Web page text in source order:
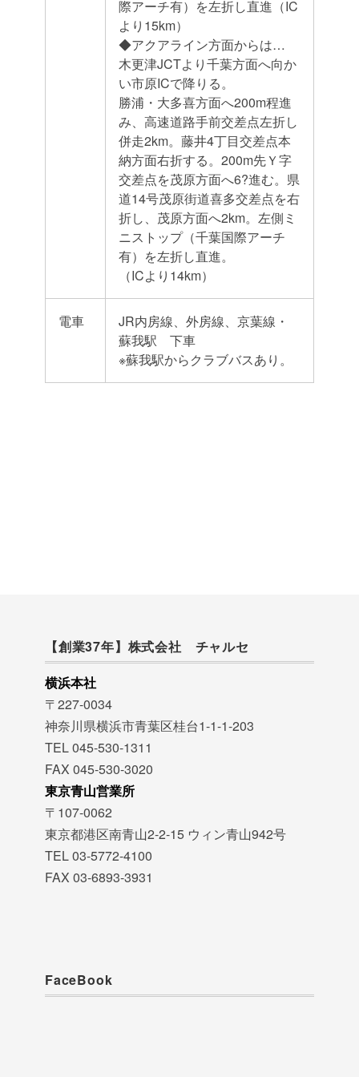
際アーチ有）を左折し直進（IC
より15km）
◆アクアライン方面からは…
木更津JCTより千葉方面へ向か
い市原ICで降りる。
勝浦・大多喜方面へ200m程進
み、高速道路手前交差点左折し
併走2km。藤井4丁目交差点本
納方面右折する。200m先Ｙ字
交差点を茂原方面へ6?進む。県
道14号茂原街道喜多交差点を右
折し、茂原方面へ2km。左側ミ
ニストップ（千葉国際アーチ
有）を左折し直進。
（ICより14km）
電車
JR内房線、外房線、京葉線・
蘇我駅 下車
※蘇我駅からクラブバスあり。
【創業37年】株式会社 チャルセ
横浜本社
〒227-0034
神奈川県横浜市青葉区桂台1-1-1-203
TEL 045-530-1311
FAX 045-530-3020
東京青山営業所
〒107-0062
東京都港区南青山2-2-15 ウィン青山942号
TEL 03-5772-4100
FAX 03-6893-3931
FaceBook